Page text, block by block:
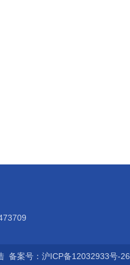
备案号：沪ICP备12032933号-26